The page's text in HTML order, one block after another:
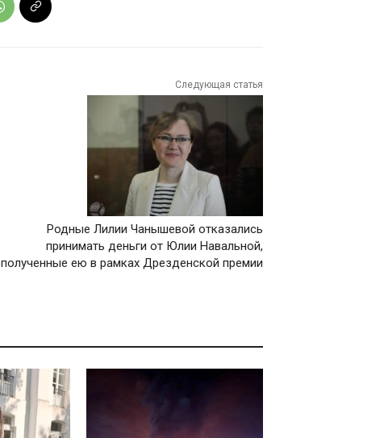
Следующая статья
Родные Лилии Чанышевой отказались
принимать деньги от Юлии Навальной,
полученные ею в рамках Дрезденской премии